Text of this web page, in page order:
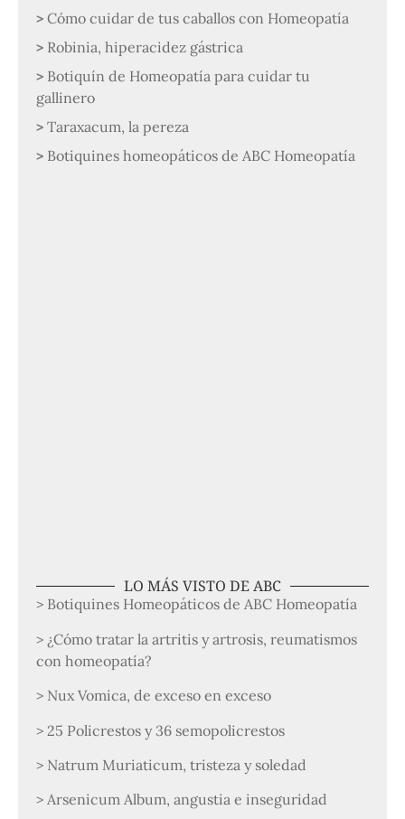
Cómo cuidar de tus caballos con Homeopatía
Robinia, hiperacidez gástrica
Botiquín de Homeopatía para cuidar tu
gallinero
Taraxacum, la pereza
Botiquines homeopáticos de ABC Homeopatía
LO MÁS VISTO DE ABC
> Botiquines Homeopáticos de ABC Homeopatía
> ¿Cómo tratar la artritis y artrosis, reumatismos
con homeopatía?
> Nux Vomica, de exceso en exceso
> 25 Policrestos y 36 semopolicrestos
> Natrum Muriaticum, tristeza y soledad
> Arsenicum Album, angustia e inseguridad